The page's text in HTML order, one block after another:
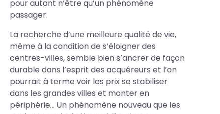
pour autant n’être qu’un phénomène
passager.
La recherche d’une meilleure qualité de vie,
même à la condition de s’éloigner des
centres-villes, semble bien s’ancrer de façon
durable dans l’esprit des acquéreurs et l’on
pourrait à terme voir les prix se stabiliser
dans les grandes villes et monter en
périphérie… Un phénomène nouveau que les